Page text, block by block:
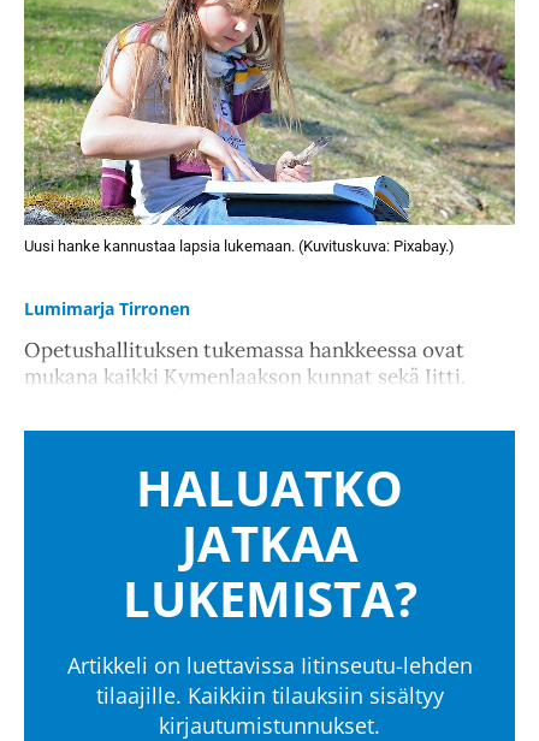
Uusi hanke kannustaa lapsia lukemaan. (Kuvituskuva: Pixabay.)
Lumimarja Tirronen
Opetushallituksen tukemassa hankkeessa ovat
mukana kaikki Kymenlaakson kunnat sekä Iitti.
HALUATKO
JATKAA
LUKEMISTA?
Artikkeli on luettavissa Iitinseutu-lehden
tilaajille. Kaikkiin tilauksiin sisältyy
kirjautumistunnukset.